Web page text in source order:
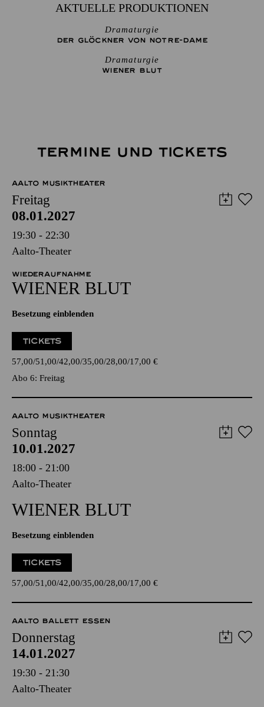
AKTUELLE PRODUKTIONEN
Dramaturgie
DER GLÖCKNER­ VON NOTRE-DAME
Dramaturgie
WIENER BLUT
TERMINE UND TICKETS
AALTO MUSIKTHEATER
Freitag
08.01.2027
19:30 - 22:30
Aalto-Theater
WIEDERAUFNAHME
WIENER BLUT
Besetzung einblenden
TICKETS
57,00 51,00 42,00 35,00 28,00 17,00 €
Abo 6: Freitag
AALTO MUSIKTHEATER
Sonntag
10.01.2027
18:00 - 21:00
Aalto-Theater
WIENER BLUT
Besetzung einblenden
TICKETS
57,00 51,00 42,00 35,00 28,00 17,00 €
AALTO BALLETT ESSEN
Donnerstag
14.01.2027
19:30 - 21:30
Aalto-Theater